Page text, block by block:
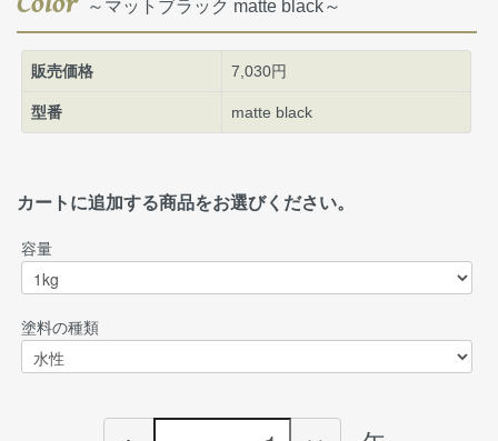
～マットブラック matte black～
販売価格 7,030円
型番 matte black
カートに追加する商品をお選びください。
容量
塗料の種類